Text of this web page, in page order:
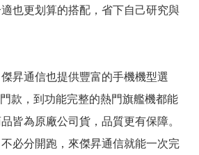
也更划算的搭配，省下自己研究與
昇通信也提供豐富的手機機型選
款，到功能完整的熱門旗艦機都能
皆為原廠公司貨，品質更有保障。
必分開跑，來傑昇通信就能一次完